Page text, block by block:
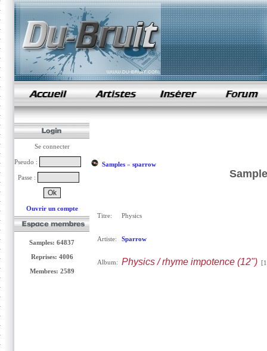
samples de rap
Se connecter
Pseudo :
Passe :
Ouvrir un compte
Samples: 64837
Reprises: 4006
Membres: 2589
Samples» sparrow
Titre: Physics
Artiste: Sparrow
Album: Physics / rhyme impotence (12")